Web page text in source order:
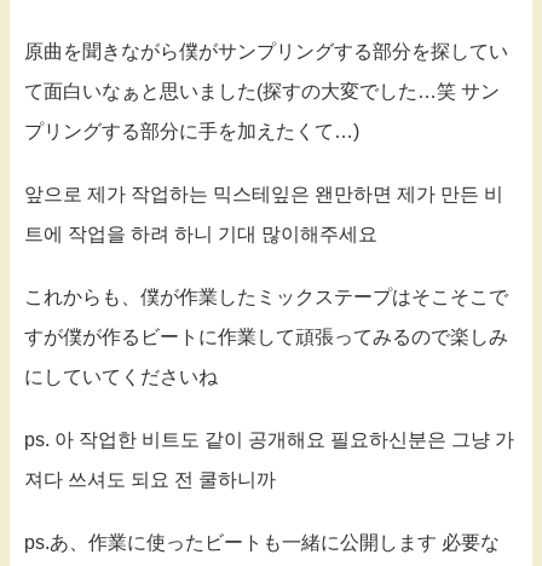
原曲を聞きながら僕がサンプリングする部分を探してい
て面白いなぁと思いました(探すの大変でした…笑 サン
プリングする部分に手を加えたくて…)
앞으로 제가 작업하는 믹스테잎은 왠만하면 제가 만든 비
트에 작업을 하려 하니 기대 많이해주세요
これからも、僕が作業したミックステープはそこそこで
すが僕が作るビートに作業して頑張ってみるので楽しみ
にしていてくださいね
ps. 아 작업한 비트도 같이 공개해요 필요하신분은 그냥 가
져다 쓰셔도 되요 전 쿨하니까
ps.あ、作業に使ったビートも一緒に公開します 必要な